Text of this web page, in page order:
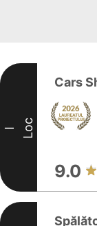
I Loc
Cars
9.0